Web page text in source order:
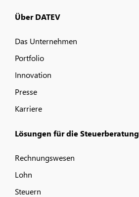
Über DATEV
Das Unternehmen
Portfolio
Innovation
Presse
Karriere
Lösungen für die Steuerberatung
Rechnungswesen
Lohn
Steuern